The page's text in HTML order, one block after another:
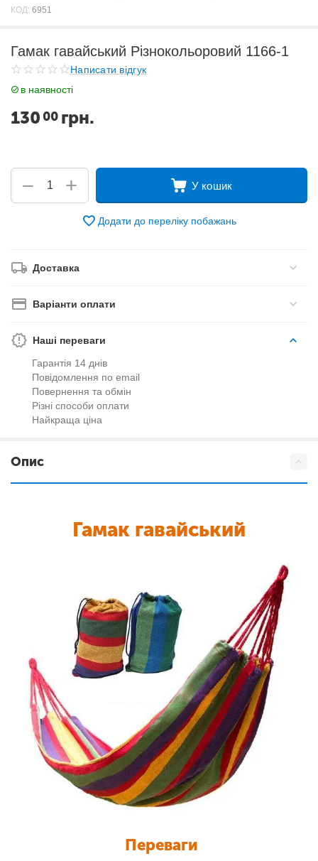
КОД: 6951
Гамак гавайський Різнокольоровий 1166-1
Написати відгук
в наявності
130 00 грн.
+
− У кошик
Додати до переліку побажань
Доставка
Варіанти оплати
Наші переваги
Гарантія 14 днів
Повідомлення по email
Повернення та обмін
Різні способи оплати
Найкраща ціна
Опис
Гамак гавайський
Переваги